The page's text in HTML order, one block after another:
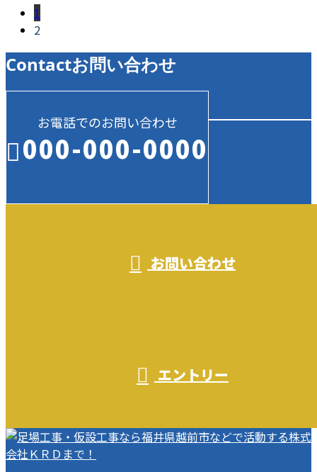
1
2
Contactお問い合わせ
お電話でのお問い合わせ
000-000-0000
お問い合わせ
エントリー